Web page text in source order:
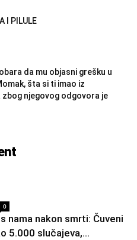
I PILULE
da mu objasni grešku u
šta si ti imao iz
zbog njegovog odgovora je
0
nama nakon smrti: Čuveni
5.000 slučajeva,...